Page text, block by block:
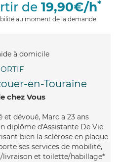
de 19,90€/h*
au moment de la demande
en-Touraine
chez Vous
et dévoué, Marc a 23 ans
diplôme d'Assistante De Vie
bien la sclérose en plaque
ses services de mobilité,
livraison et toilette/habillage*